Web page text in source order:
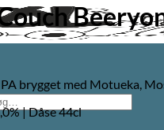
brygget med Motueka,
| Dåse 44cl